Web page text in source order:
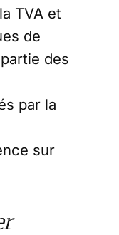
TVA et
de
des
par la
sur